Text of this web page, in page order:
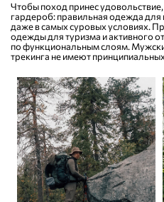
Чтобы поход принес
гардероб: правильная одежда
даже в самых суровых условиях.
одежды для туризма и активного
по функциональным слоям.
трекинга не имеют